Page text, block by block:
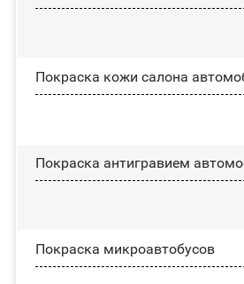
Покраска кожи салона
Покраска антигравием
Покраска микроавтобусов